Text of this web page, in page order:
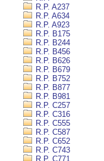
R.P. A237
R.P. A634
R.P. A923
R.P. B175
R.P. B244
R.P. B456
R.P. B626
R.P. B679
R.P. B752
R.P. B877
R.P. B981
R.P. C257
R.P. C316
R.P. C555
R.P. C587
R.P. C652
R.P. C743
R.P. C771